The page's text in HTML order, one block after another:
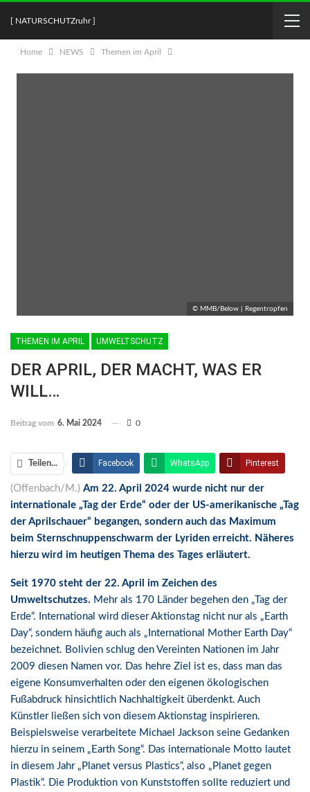
[ NATURSCHUTZruhr ]
Home NEWS Themen im April
© MMB/Below | Regentropfen
THEMEN IM APRIL UMWELTSCHUTZ
DER APRIL, DER MACHT, WAS ER
WILL…
Beitrag vom 6. Mai 2024 0
Teilen... Facebook WhatsApp Pinterest
Email Linkedin Telegram
Facebook Messenger
(Offenbach/M.) Am 22. April 2024 wurde nicht nur der
internationale „Tag der Erde“ oder der US-amerikanische „Tag
der Aprilschauer“ begangen, sondern auch das Maximum
beim Sternschnuppenschwarm der Lyriden erreicht. Näheres
hierzu wird im heutigen Thema des Tages erläutert.
Seit 1970 steht der 22. April im Zeichen des
Umweltschutzes. Mehr als 170 Länder begehen den „Tag der
Erde“. International wird dieser Aktionstag nicht nur als „Earth
Day“, sondern häufig auch als „International Mother Earth Day“
bezeichnet. Bolivien schlug den Vereinten Nationen im Jahr
2009 diesen Namen vor. Das hehre Ziel ist es, dass man das
eigene Konsumverhalten oder den eigenen ökologischen
Fußabdruck hinsichtlich Nachhaltigkeit überdenkt. Auch
Künstler ließen sich von diesem Aktionstag inspirieren.
Beispielsweise verarbeitete Michael Jackson seine Gedanken
hierzu in seinem „Earth Song“. Das internationale Motto lautet
in diesem Jahr „Planet versus Plastics“, also „Planet gegen
Plastik“. Die Produktion von Kunststoffen sollte reduziert und